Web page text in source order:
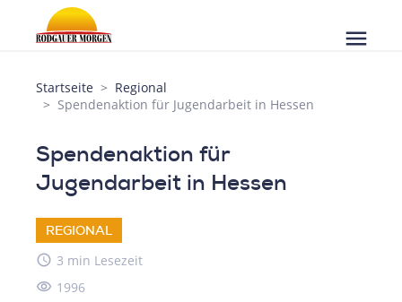
menu
Startseite
Regional
Spendenaktion für Jugendarbeit in Hessen
Spendenaktion für
Jugendarbeit in Hessen
REGIONAL
access_time 3 min Lesezeit
visibility 1996